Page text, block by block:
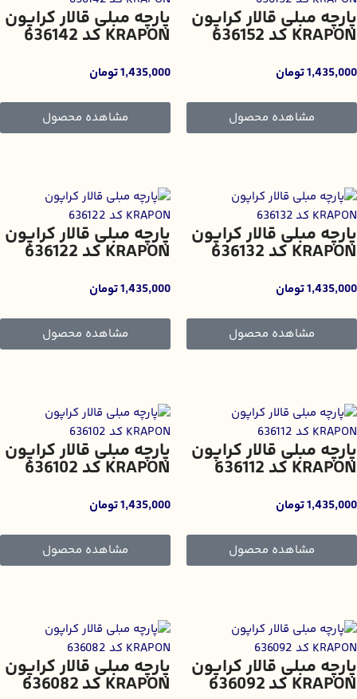
پارچه مبلی قالار کراپون
KRAPON کد 636152
1,435,000تومان
مشاهده محصول
پارچه مبلی قالار کراپون
KRAPON کد 636142
1,435,000تومان
مشاهده محصول
پارچه مبلی قالار کراپون
KRAPON کد 636132
1,435,000تومان
مشاهده محصول
پارچه مبلی قالار کراپون
KRAPON کد 636122
1,435,000تومان
مشاهده محصول
پارچه مبلی قالار کراپون
KRAPON کد 636112
1,435,000تومان
مشاهده محصول
پارچه مبلی قالار کراپون
KRAPON کد 636102
1,435,000تومان
مشاهده محصول
پارچه مبلی قالار کراپون
KRAPON کد 636092
پارچه مبلی قالار کراپون
KRAPON کد 636082